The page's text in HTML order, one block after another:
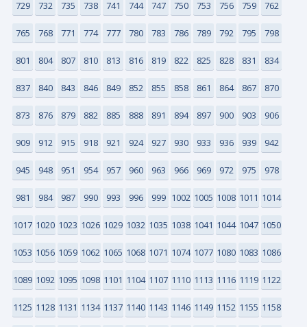
729 732 735 738 741 744 747 750 753 756 759 762
765 768 771 774 777 780 783 786 789 792 795 798
801 804 807 810 813 816 819 822 825 828 831 834
837 840 843 846 849 852 855 858 861 864 867 870
873 876 879 882 885 888 891 894 897 900 903 906
909 912 915 918 921 924 927 930 933 936 939 942
945 948 951 954 957 960 963 966 969 972 975 978
981 984 987 990 993 996 999 1002 1005 1008 1011 1014
1017 1020 1023 1026 1029 1032 1035 1038 1041 1044 1047 1050
1053 1056 1059 1062 1065 1068 1071 1074 1077 1080 1083 1086
1089 1092 1095 1098 1101 1104 1107 1110 1113 1116 1119 1122
1125 1128 1131 1134 1137 1140 1143 1146 1149 1152 1155 1158